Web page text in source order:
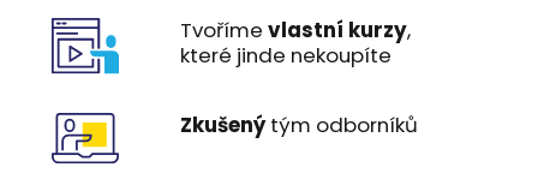
Tvoříme vlastní kurzy,
které jinde nekoupíte
Zkušenýtým odborníků